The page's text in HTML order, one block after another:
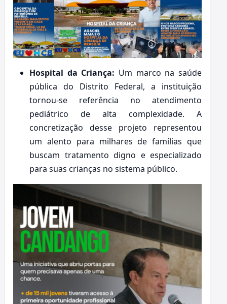
Hospital da Criança: Um marco na saúde
pública do Distrito Federal, a instituição
tornou-se referência no atendimento
pediátrico de alta complexidade. A
concretização desse projeto representou
um alento para milhares de famílias que
buscam tratamento digno e especializado
para suas crianças no sistema público.